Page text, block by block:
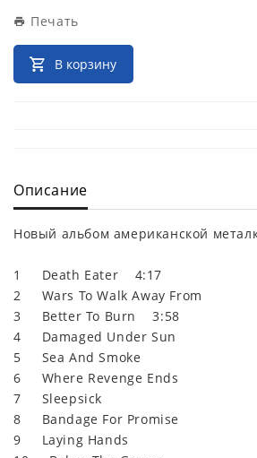
Печать
В корзину
Описание
Новый альбом американской
1 Death Eater 4:17
2 Wars To Walk Away From
3 Better To Burn 3:58
4 Damaged Under Sun
5 Sea And Smoke
6 Where Revenge Ends
7 Sleepsick
8 Bandage For Promise
9 Laying Hands